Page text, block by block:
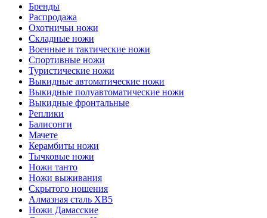
Бренды
Распродажа
Охотничьи ножи
Складные ножи
Военные и тактические ножи
Спортивные ножи
Туристические ножи
Выкидные автоматические ножи
Выкидные полуавтоматические ножи
Выкидные фронтальные
Реплики
Балисонги
Мачете
Керамбиты ножи
Тычковые ножи
Ножи танто
Ножи выживания
Скрытого ношения
Алмазная сталь ХВ5
Ножи Дамасские